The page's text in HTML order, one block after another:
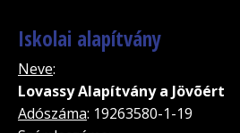
Iskolai alapítvány
Neve:
Lovassy Alapítvány a Jövõért
Adószáma: 19263580-1-19